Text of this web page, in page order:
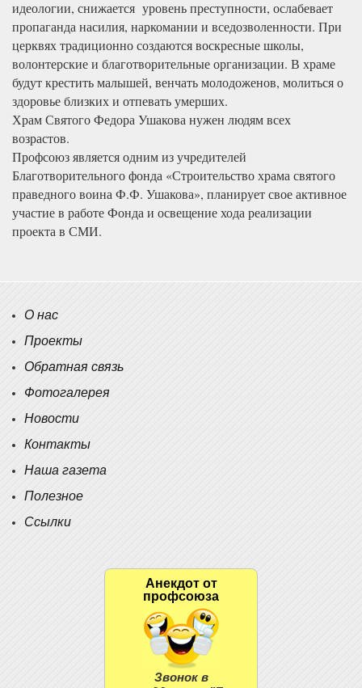
идеологии, снижается уровень преступности, ослабевает
пропаганда насилия, наркомании и вседозволенности. При
церквях традиционно создаются воскресные школы,
волонтерские и благотворительные организации. В храме
будут крестить малышей, венчать молодоженов, молиться о
здоровье близких и отпевать умерших.
Храм Святого Федора Ушакова нужен людям всех
возрастов.
Профсоюз является одним из учредителей
Благотворительного фонда «Строительство храма святого
праведного воина Ф.Ф. Ушакова», планирует свое активное
участие в работе Фонда и освещение хода реализации
проекта в СМИ.
О нас
Проекты
Обратная связь
Фотогалерея
Новости
Контакты
Наша газета
Полезное
Ссылки
Анекдот от
профсоюза
Звонок в